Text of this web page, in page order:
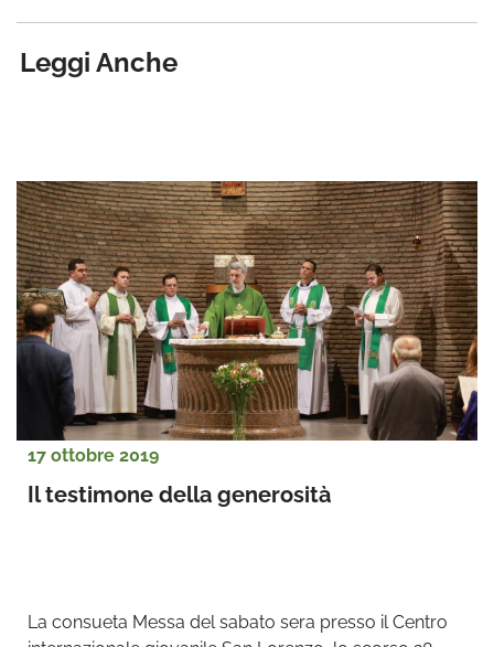
Leggi Anche
17 ottobre 2019
Il testimone della generosità
La consueta Messa del sabato sera presso il Centro